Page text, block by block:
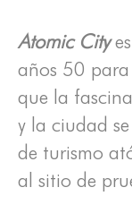
Atomic City
años 50 para
que la
y la ciudad
de turismo
al sitio de